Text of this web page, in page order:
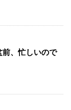
、忙しいので